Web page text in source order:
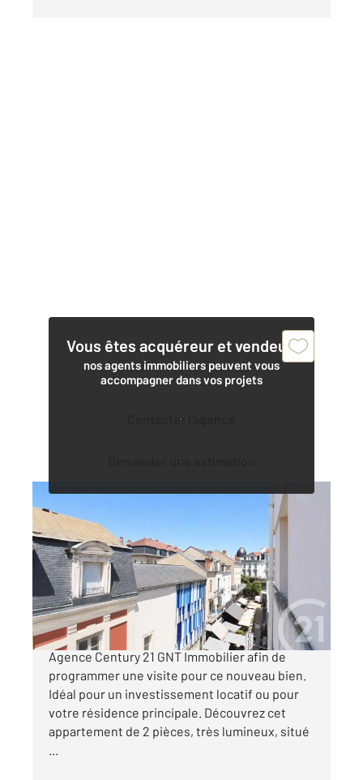
Vous êtes acquéreur et vendeur,
nos agents immobiliers peuvent vous
accompagner dans vos projets
Contacter l'agence
Demander une estimation
42 m2, 2 pièces
Ref : 1947
Appartement F2 à vendre
95 000 €
Prenez vite votre téléphone et contactez votre
Agence Century 21 GNT Immobilier afin de
programmer une visite pour ce nouveau bien.
Idéal pour un investissement locatif ou pour
votre résidence principale. Découvrez cet
appartement de 2 pièces, très lumineux, situé
...